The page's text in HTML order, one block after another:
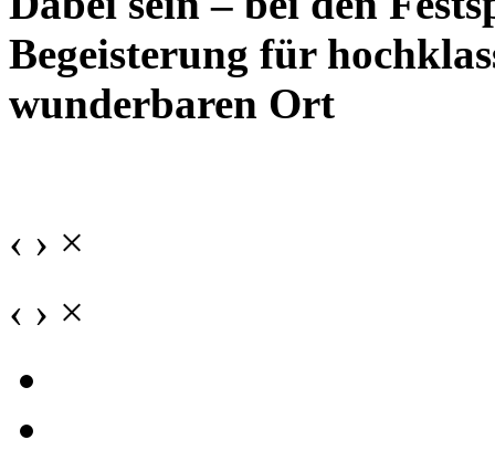
Begeisterung für
wunderbaren Ort
‹ › ×
‹ › ×